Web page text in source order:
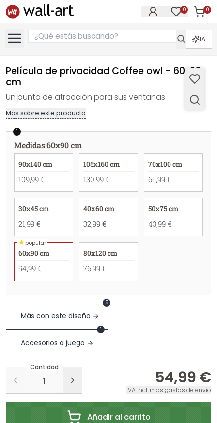
0 0
IA
Película de privacidad Coffee owl - 60x90
cm
Un punto de atracción para sus ventanas
Más sobre este producto
1
Medidas:60x90 cm
90x140 cm
109,99 €
105x160 cm
130,99 €
70x100 cm
65,99 €
30x45 cm
21,99 €
40x60 cm
32,99 €
50x75 cm
43,99 €
★popular
60x90 cm
54,99 €
80x120 cm
76,99 €
Más con este diseño
5
Accesorios a juego
1
Cantidad
54,99 €
IVA incl. más gastos de envío
Añadir al carrito